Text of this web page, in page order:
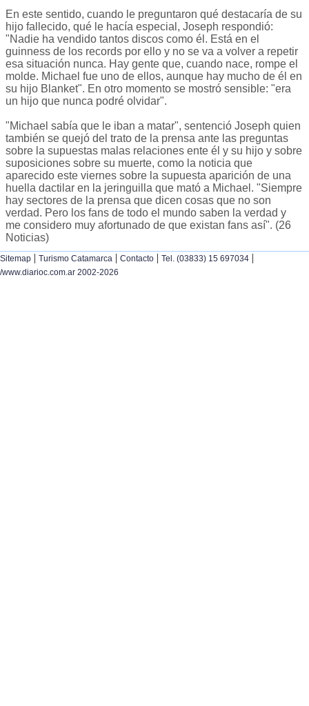
En este sentido, cuando le preguntaron qué destacaría de su
hijo fallecido, qué le hacía especial, Joseph respondió:
"Nadie ha vendido tantos discos como él. Está en el
guinness de los records por ello y no se va a volver a repetir
esa situación nunca. Hay gente que, cuando nace, rompe el
molde. Michael fue uno de ellos, aunque hay mucho de él en
su hijo Blanket". En otro momento se mostró sensible: "era
un hijo que nunca podré olvidar".
"Michael sabía que le iban a matar", sentenció Joseph quien
también se quejó del trato de la prensa ante las preguntas
sobre la supuestas malas relaciones ente él y su hijo y sobre
suposiciones sobre su muerte, como la noticia que
aparecido este viernes sobre la supuesta aparición de una
huella dactilar en la jeringuilla que mató a Michael. "Siempre
hay sectores de la prensa que dicen cosas que no son
verdad. Pero los fans de todo el mundo saben la verdad y
me considero muy afortunado de que existan fans así". (26
Noticias)
Sitemap | Turismo Catamarca | Contacto | Tel. (03833) 15 697034 |
/www.diarioc.com.ar 2002-2026